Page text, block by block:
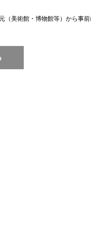
（美術館・博物館等）から事